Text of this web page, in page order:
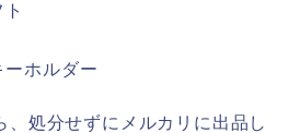
ホルダー
、処分せずにメルカリに出品し